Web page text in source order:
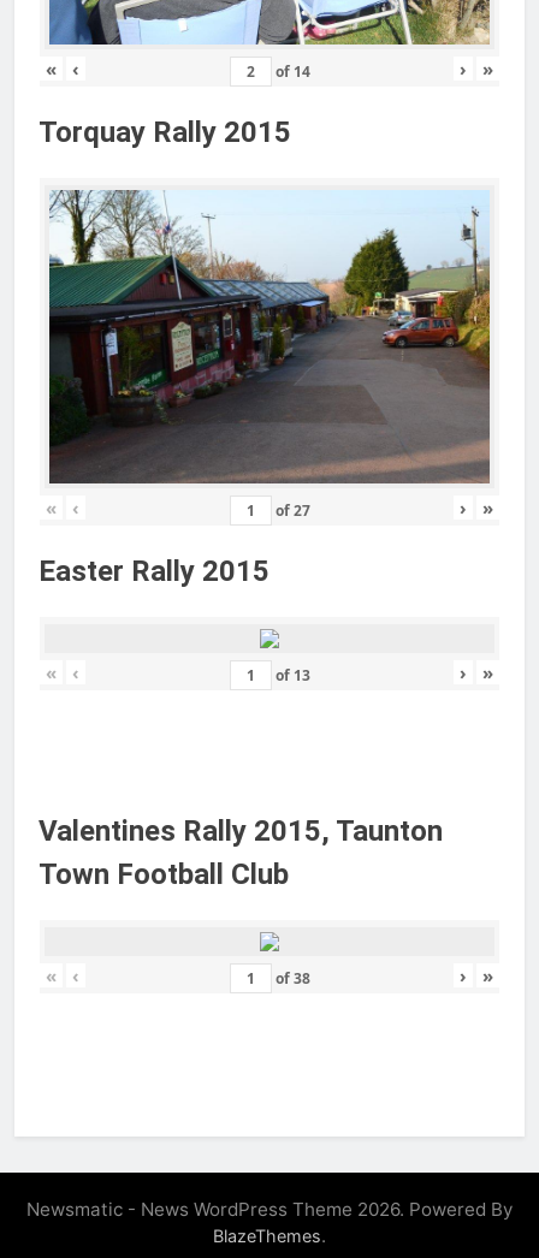
« ‹ of 14 › »
Torquay Rally 2015
« ‹ of27 › »
Easter Rally 2015
« ‹ of 13 › »
Valentines Rally 2015, Taunton
Town Football Club
« ‹ of38 › »
Newsmatic - News WordPress Theme 2026. Powered By
BlazeThemes.